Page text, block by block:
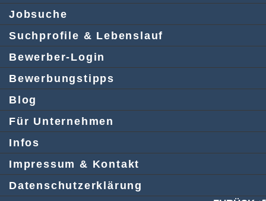
Jobsuche
Suchprofile & Lebenslauf
Bewerber-Login
Bewerbungstipps
Blog
Für Unternehmen
Infos
Impressum & Kontakt
Datenschutzerklärung